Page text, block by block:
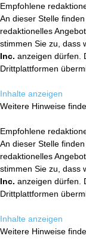
Empfohlene
An dieser Stelle
redaktionelles
stimmen Sie zu, dass
Inc. anzeigen dürfen.
Drittplattformen
Inhalte anzeigen
Weitere Hinweise
Empfohlene
An dieser Stelle
redaktionelles
stimmen Sie zu, dass
Inc. anzeigen dürfen.
Drittplattformen
Inhalte anzeigen
Weitere Hinweise